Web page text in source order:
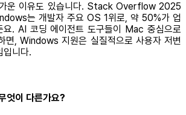
운 이유도 있습니다. Stack Overflow 2025
는 개발자 주요 OS 1위로, 약 50%가 업
요. AI 코딩 에이전트 도구들이 Mac 중심으로
면, Windows 지원은 실질적으로 사용자 저변
입니다.
엇이 다른가요?